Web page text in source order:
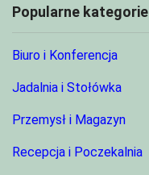
Popularne kategorie
Biuro i Konferencja
Jadalnia i Stołówka
Przemysł i Magazyn
Recepcja i Poczekalnia